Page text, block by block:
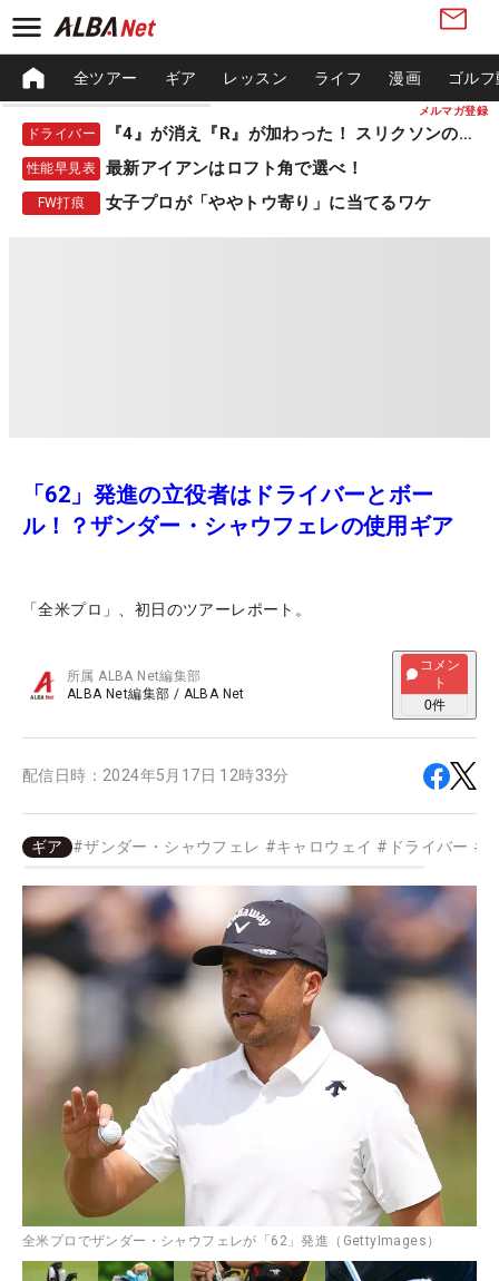
メルマガ登録
全ツアー ギア レッスン ライフ 漫画 ゴル
ドライバー 『4』が消え『R』が加わった！ スリクソンの新作
性能早見表 最新アイアンはロフト角で選べ！
FW打痕 女子プロが「ややトウ寄り」に当てるワケ
「62」発進の立役者はドライバーとボー
ル！？ザンダー・シャウフェレの使用ギア
「全米プロ」、初日のツアーレポート。
所属ALBA Net編集部
ALBA Net編集部 / ALBA Net
コメン
ト
0件
配信日時： 2024年5月17日 12時33分
ギア #ザンダー・シャウフェレ #キャロウェイ # ドライバー #
全米プロでザンダー・シャウフェレが「62」発進（GettyImages）